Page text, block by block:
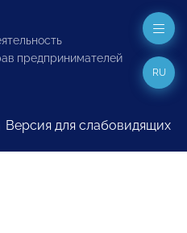
предпринимателей
Версия для слабовидящих
RU